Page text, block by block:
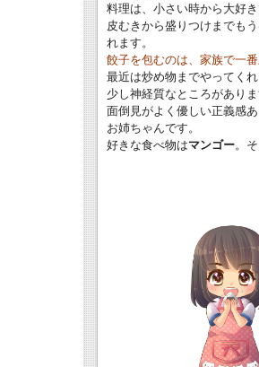
料理は、小さい時から大好き
皮むきから盛りつけまでも
れます。
餃子を包むのは、家族で一番
最近は炒め物までやってくれ
少し神経質なところがありま
面倒見がよく優しい正義感
お姉ちゃんです。
好きな食べ物はマンゴー。